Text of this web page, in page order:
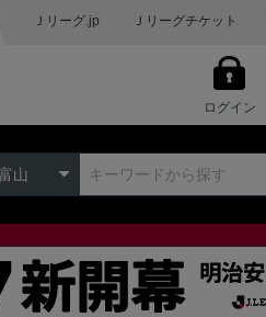
Ｊリーグ.jp Ｊリーグチケット
ログイン
山